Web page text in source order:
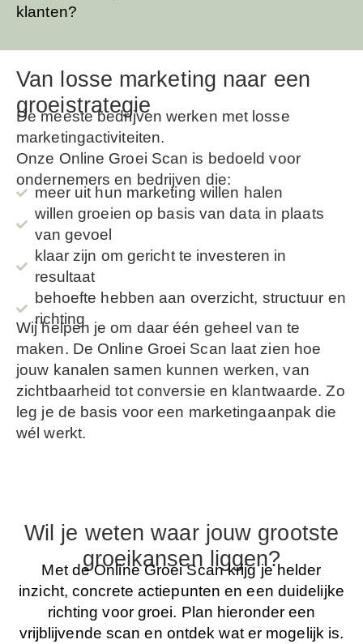
klanten?
Van losse marketing naar een
groeistrategie
De meeste bedrijven werken met losse
marketingactiviteiten.
Onze Online Groei Scan is bedoeld voor
ondernemers en bedrijven die:
meer uit hun marketing willen halen
willen groeien op basis van data in plaats
van gevoel
klaar zijn om gericht te investeren in
resultaat
behoefte hebben aan overzicht, structuur en
richting
Wij helpen je om daar één geheel van te
maken. De Online Groei Scan laat zien hoe
jouw kanalen samen kunnen werken, van
zichtbaarheid tot conversie en klantwaarde. Zo
leg je de basis voor een marketingaanpak die
wél werkt.
Wil je weten waar jouw grootste
groeikansen liggen?
Met de Online Groei Scan krijg je helder
inzicht, concrete actiepunten en een duidelijke
richting voor groei. Plan hieronder een
vrijblijvende scan en ontdek wat er mogelijk is.